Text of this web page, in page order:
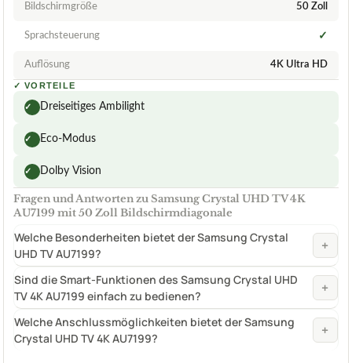
Bildschirmgröße 50 Zoll
Sprachsteuerung ✓
Auflösung 4K Ultra HD
✓ VORTEILE
✓ Dreiseitiges Ambilight
✓ Eco-Modus
✓ Dolby Vision
Fragen und Antworten zu Samsung Crystal UHD TV 4K
AU7199 mit 50 Zoll Bildschirmdiagonale
Welche Besonderheiten bietet der Samsung Crystal
UHD TV AU7199?
+
Sind die Smart-Funktionen des Samsung Crystal UHD
TV 4K AU7199 einfach zu bedienen?
+
Welche Anschlussmöglichkeiten bietet der Samsung
Crystal UHD TV 4K AU7199?
+